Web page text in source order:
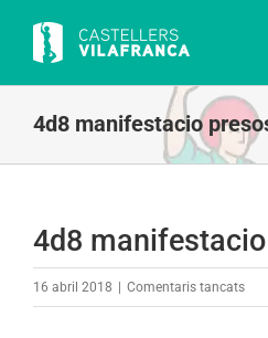
content
4d8 manifestacio
4d8
16 abril 2018 Comentaris tancatsa